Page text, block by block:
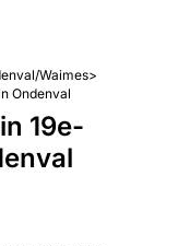
Waimes>
Ondenval
19e-